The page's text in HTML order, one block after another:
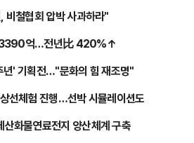
비철협회 압박 사과하라"
3390억…전년比 420%↑
' 기획전…"문화의 힘 재조명"
선체험 진행…선박 시뮬레이션도
화물연료전지 양산체계 구축